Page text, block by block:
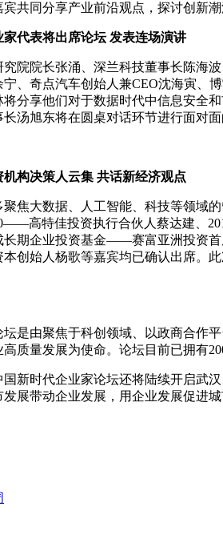
共同分享产业前沿观点，探讨创新潮
代表将出席论坛 发表连场演讲
院院长张涌、深兰科技董事长陈海
、奇点汽车创始人兼CEO沈海寅、
分享他们对于数据时代中信息安全
汤旭东将在圆桌对话环节进行面对面
构决策人云集 共话新经济观点
焦大数据、人工智能、科技等领域
高特佳投资执行合伙人蔡达建、
长期企业投资基金——赛富亚洲投资
创始人杨歌等嘉宾均已确认出席。
是由聚焦于科创领域、以政商合作
质量发展为使命。论坛目前已拥有
新时代企业家论坛还将陆续开启武
展带动企业发展，用企业发展促进